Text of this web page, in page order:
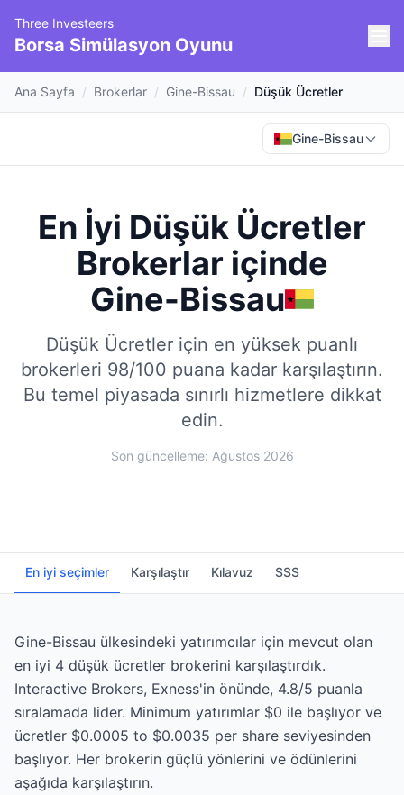
Three Investeers
Borsa Simülasyon Oyunu
Ana Sayfa / Brokerlar / Gine-Bissau / Düşük Ücretler
Gine-Bissau
En İyi Düşük Ücretler
Brokerlar içinde
Gine-Bissau
Düşük Ücretler için en yüksek puanlı
brokerleri 98/100 puana kadar karşılaştırın.
Bu temel piyasada sınırlı hizmetlere dikkat
edin.
Son güncelleme: Ağustos 2026
En iyi seçimler Karşılaştır Kılavuz SSS
Gine-Bissau ülkesindeki yatırımcılar için mevcut olan
en iyi 4 düşük ücretler brokerini karşılaştırdık.
Interactive Brokers, Exness'in önünde, 4.8/5 puanla
sıralamada lider. Minimum yatırımlar $0 ile başlıyor ve
ücretler $0.0005 to $0.0035 per share seviyesinden
başlıyor. Her brokerin güçlü yönlerini ve ödünlerini
aşağıda karşılaştırın.